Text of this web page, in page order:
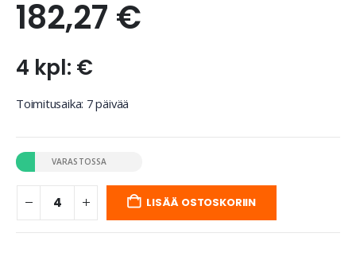
182,27 €
4 kpl: €
Toimitusaika: 7 päivää
VARASTOSSA
LISÄÄ OSTOSKORIIN